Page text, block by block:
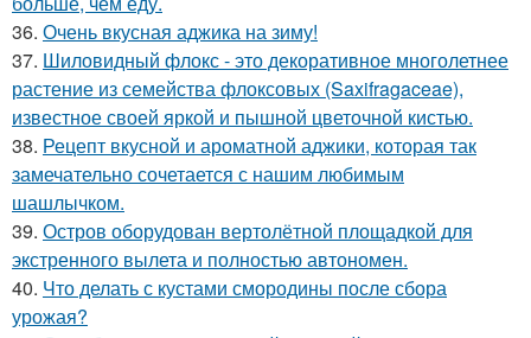
36. Очень вкусная аджика на зиму!
37. Шиловидный флокс - это декоративное многолетнее
растение из семейства флоксовых (Saxifragaceae),
известное своей яркой и пышной цветочной кистью.
38. Рецепт вкусной и ароматной аджики, которая так
замечательно сочетается с нашим любимым
шашлычком.
39. Остров оборудован вертолётной площадкой для
экстренного вылета и полностью автономен.
40. Что делать с кустами смородины после сбора
урожая?